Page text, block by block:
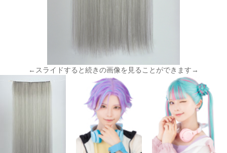
←スライドすると続きの画像を見ることができます→